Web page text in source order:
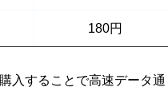
180円
入することで高速データ通